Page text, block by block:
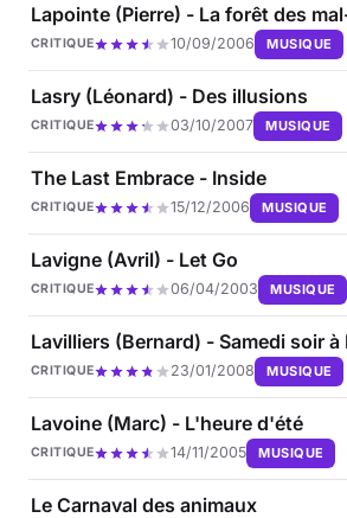
Lapointe (Pierre) - La forêt des
CRITIQUE 10/09/2006 MUSIQUE
Lasry (Léonard) - Des illusions
CRITIQUE 03/10/2007 MUSIQUE
The Last Embrace - Inside
CRITIQUE 15/12/2006 MUSIQUE
Lavigne (Avril) - Let Go
CRITIQUE 06/04/2003 MUSIQUE
Lavilliers (Bernard) - Samedi soir
CRITIQUE 23/01/2008 MUSIQUE
Lavoine (Marc) - L'heure d'été
CRITIQUE 14/11/2005 MUSIQUE
Le Carnaval des animaux